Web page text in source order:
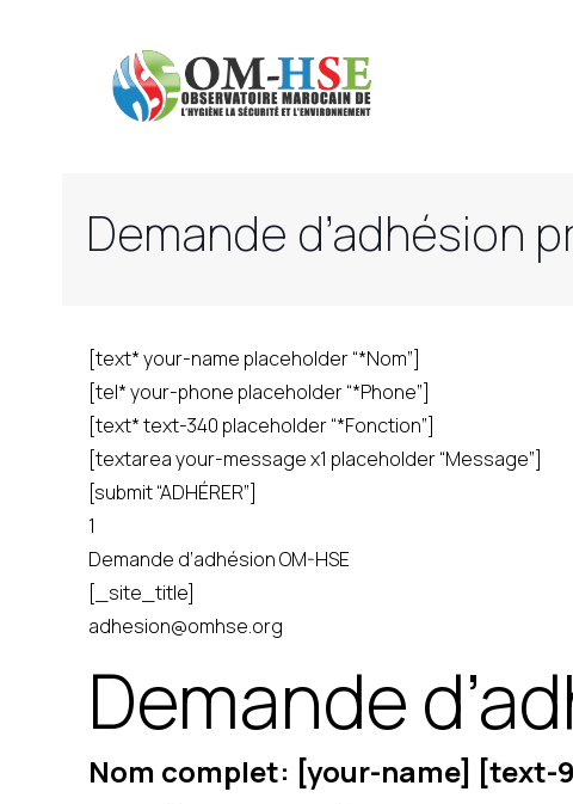
Demande d’adhésion
[text* your-name placeholder “*Nom”]
[tel* your-phone placeholder “*Phone”]
[text* text-340 placeholder “*Fonction”]
[textarea your-message x1 placeholder “Message”]
[submit “ADHÉRER”]
1
Demande d’adhésion OM-HSE
[_site_title]
adhesion@omhse.org
Demande
Nom complet: [your-name] [text-